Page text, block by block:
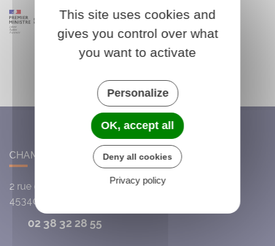
CHAMBON-LA-FÔRET
2 rue du Cardinal de la Luzerne
45340
02 38 32 28 55
This site uses cookies and
gives you control over what
you want to activate
Personalize
OK, accept all
Deny all cookies
Privacy policy